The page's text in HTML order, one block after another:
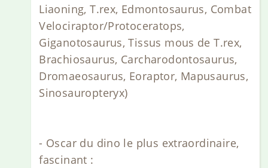
Liaoning, T.rex, Edmontosaurus, Combat
Velociraptor/Protoceratops,
Giganotosaurus, Tissus mous de T.rex,
Brachiosaurus, Carcharodontosaurus,
Dromaeosaurus, Eoraptor, Mapusaurus,
Sinosauropteryx)
- Oscar du dino le plus extraordinaire,
fascinant :